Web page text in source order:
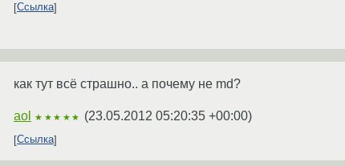
Ссылка
как тут всё страшно.. а почему не md?
aol ★★★★★ (23.05.2012 05:20:35 +00:00)
Ссылка